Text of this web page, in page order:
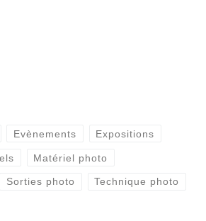
Evènements Expositions
Matériel photo
Sorties photo Technique photo